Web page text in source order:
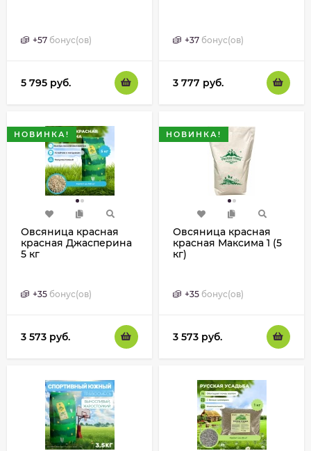
+57 бонус(ов)
5 795 руб.
+37 бонус(ов)
3 777 руб.
НОВИНКА!
Овсяница красная
красная Джасперина
5 кг
+35 бонус(ов)
3 573 руб.
НОВИНКА!
Овсяница красная
красная Максима 1 (5
кг)
+35 бонус(ов)
3 573 руб.